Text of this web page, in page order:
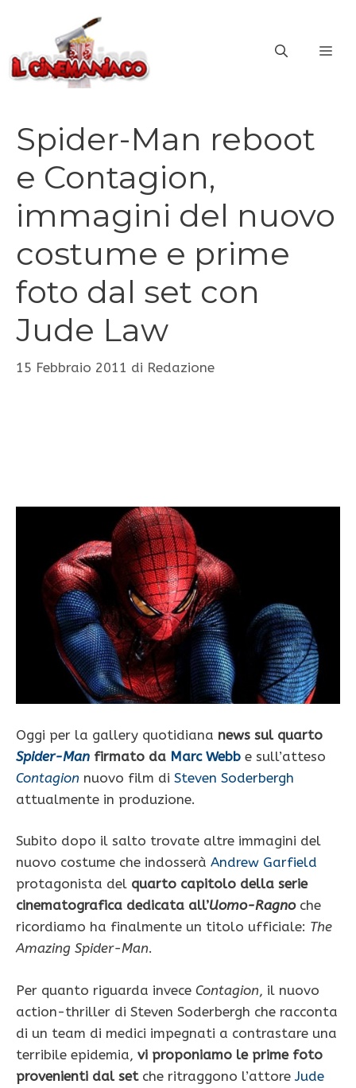
contenuto
Spider-Man reboot
e Contagion,
immagini del nuovo
costume e prime
foto dal set con
Jude Law
15 Febbraio 2011 di Redazione
Oggi per la gallery quotidiana news sul quarto
Spider-Man firmato da Marc Webb e sull’atteso
Contagion nuovo film di Steven Soderbergh
attualmente in produzione.
Subito dopo il salto trovate altre immagini del
nuovo costume che indosserà Andrew Garfield
protagonista del quarto capitolo della serie
cinematografica dedicata all’Uomo-Ragnoche
ricordiamo ha finalmente un titolo ufficiale: The
Amazing Spider-Man.
Per quanto riguarda invece Contagion, il nuovo
action-thriller di Steven Soderbergh che racconta
di un team di medici impegnati a contrastare una
terribile epidemia, vi proponiamo le prime foto
provenienti dal setche ritraggono l’attore Jude